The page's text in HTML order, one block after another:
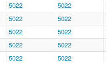
5022 5022
5022 5022
5022 5022
5022 5022
5022 5022